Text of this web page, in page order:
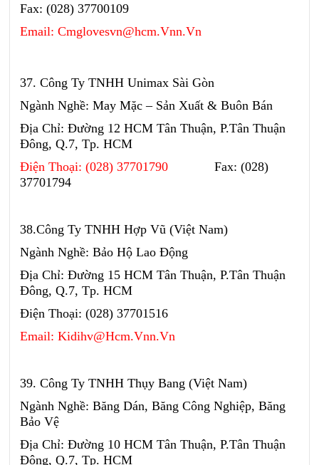
Fax: (028) 37700109
Email: Cmglovesvn@hcm.Vnn.Vn
37. Công Ty TNHH Unimax Sài Gòn
Ngành Nghề: May Mặc – Sản Xuất & Buôn Bán
Địa Chỉ: Đường 12 HCM Tân Thuận, P.Tân Thuận
Đông, Q.7, Tp. HCM
Điện Thoại: (028) 37701790 Fax: (028)
37701794
38.Công Ty TNHH Hợp Vũ (Việt Nam)
Ngành Nghề: Bảo Hộ Lao Động
Địa Chỉ: Đường 15 HCM Tân Thuận, P.Tân Thuận
Đông, Q.7, Tp. HCM
Điện Thoại: (028) 37701516
Email: Kidihv@Hcm.Vnn.Vn
39. Công Ty TNHH Thụy Bang (Việt Nam)
Ngành Nghề: Băng Dán, Băng Công Nghiệp, Băng
Bảo Vệ
Địa Chỉ: Đường 10 HCM Tân Thuận, P.Tân Thuận
Đông, Q.7, Tp. HCM